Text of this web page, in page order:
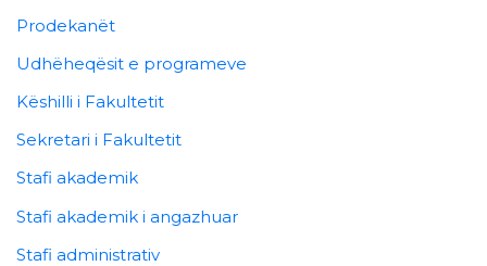
Prodekanët
Udhëheqësit e programeve
Këshilli i Fakultetit
Sekretari i Fakultetit
Stafi akademik
Stafi akademik i angazhuar
Stafi administrativ